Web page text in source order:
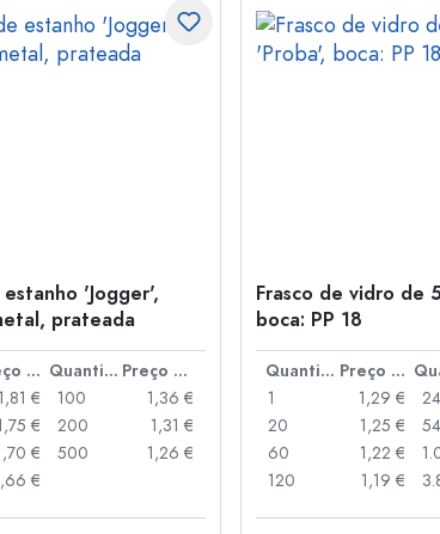
'Jogger',
prateada
Preço por peça Quantidade
Preço por peça
1,81 €
€
€
€
100
1,36 €
200
1,31 €
500
1,26 €
Frasco de vidro de
boca: PP 18
Quantidade Preço por peça
1
1,29 €
20
1,25 €
60
1,22 €
120
1,19 €